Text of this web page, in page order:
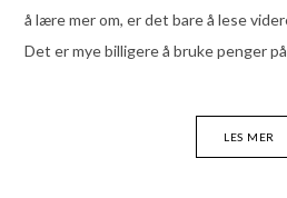
å lære mer om, er det bare å lese
Det er mye billigere å bruke penger
LES MER